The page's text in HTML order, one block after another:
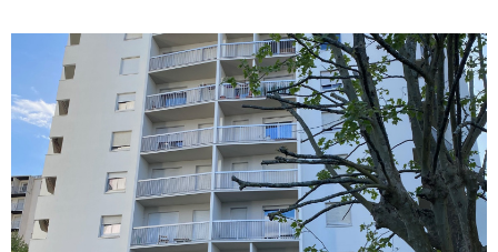
voir le
bien